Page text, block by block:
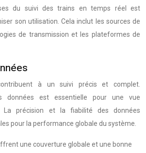
du suivi des trains en temps réel est
son utilisation. Cela inclut les sources de
de transmission et les plateformes de
à un suivi précis et complet.
données est essentielle pour une vue
La précision et la fiabilité des données
pour la performance globale du système.
une couverture globale et une bonne